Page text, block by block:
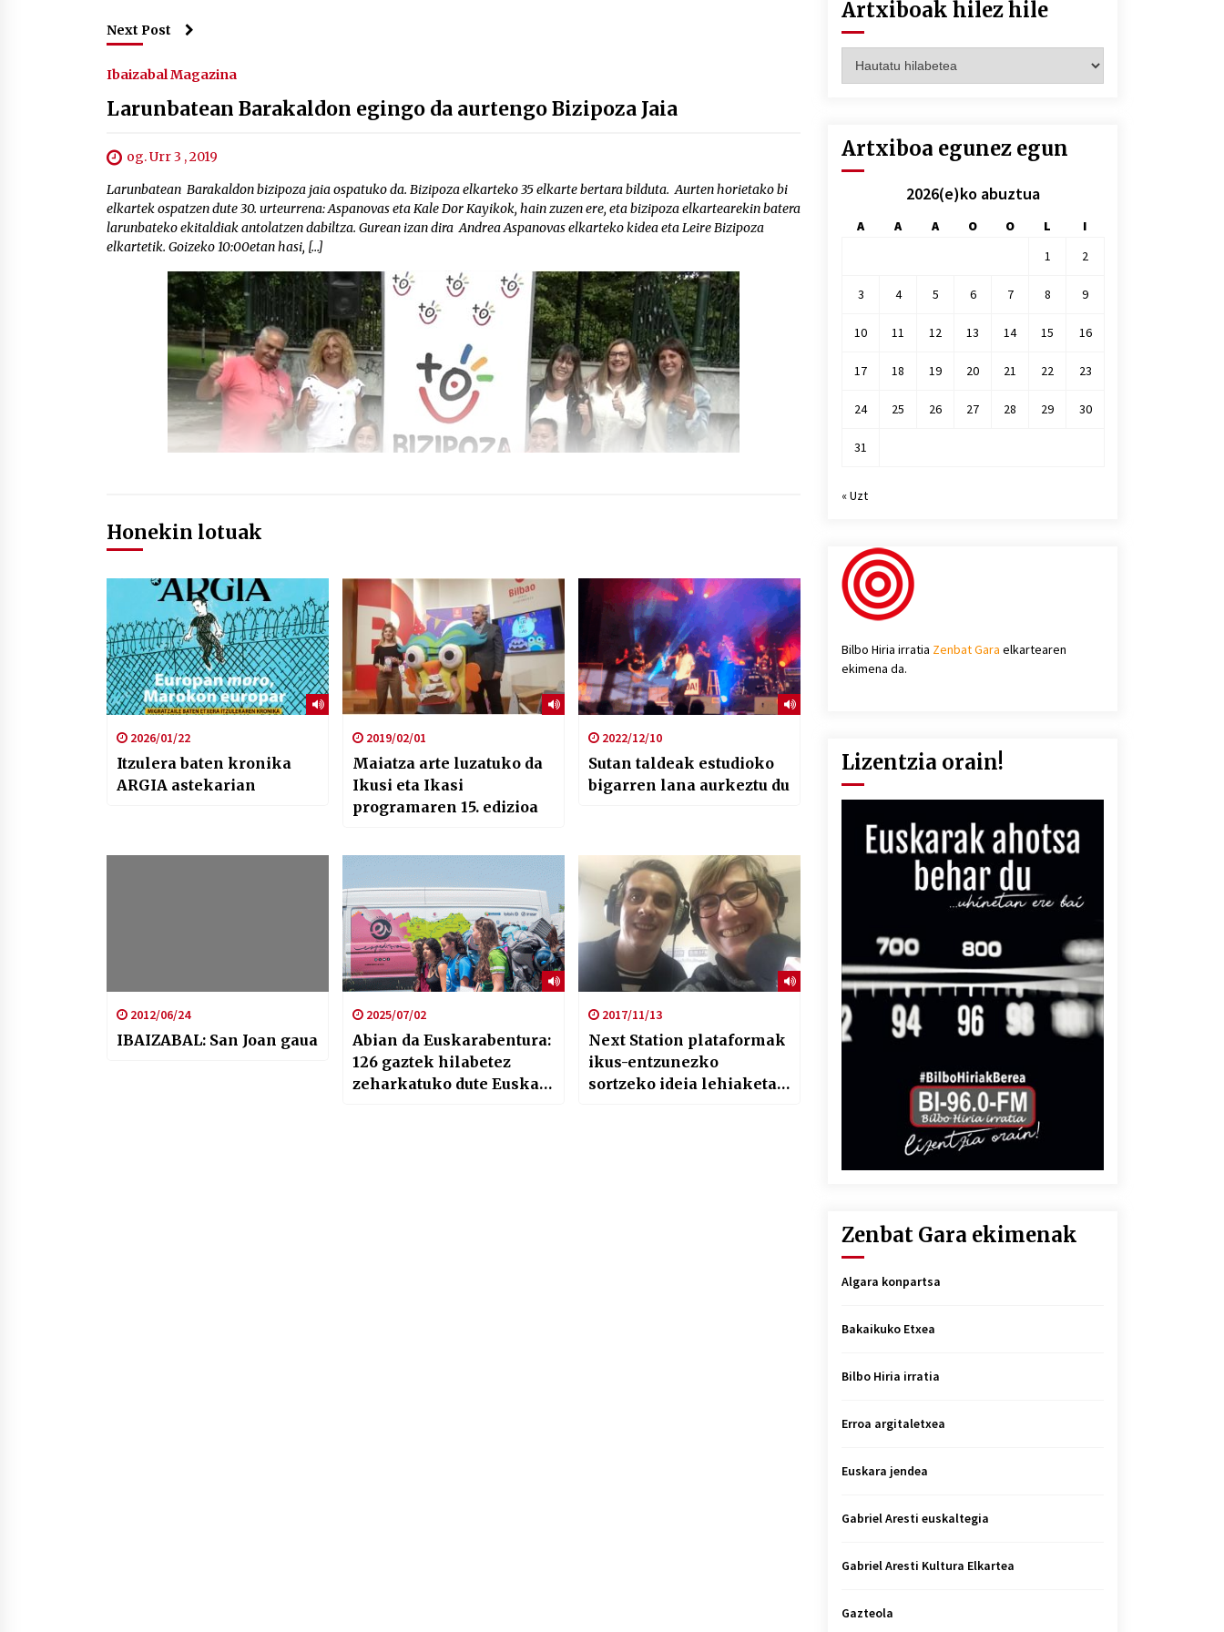
Next Post
Ibaizabal Magazina
Larunbatean Barakaldon egingo da aurtengo Bizipoza Jaia
og. Urr 3 , 2019
Larunbatean Barakaldon bizipoza jaia ospatuko da. Bizipoza elkarteko 35 elkarte bertara bilduta. Aurten horietako bi
elkartek ospatzen dute 30. urteurrena: Aspanovas eta Kale Dor Kayikok, hain zuzen ere, eta bizipoza elkartearekin batera
larunbateko ekitaldiak antolatzen dabiltza. Gurean izan dira Andrea Aspanovas elkarteko kidea eta Leire Bizipoza
elkartetik. Goizeko 10:00etan hasi, […]
Honekin lotuak
2026/01/22
Itzulera baten kronika
ARGIA astekarian
2019/02/01
Maiatza arte luzatuko da
Ikusi eta Ikasi
programaren 15. edizioa
2022/12/10
Sutan taldeak estudioko
bigarren lana aurkeztu du
2012/06/24
IBAIZABAL: San Joan gaua
2025/07/02
Abian da Euskarabentura:
126 gaztek hilabetez
zeharkatuko dute Euskal
2017/11/13
Next Station plataformak
ikus-entzunezko
sortzeko ideia lehiaketa
Artxiboak hilez hile
hilez
Artxiboa egunez egun
2026(e)ko abuztua
A A A O O L
I
1
2
3 4 5 6 7 8 9
10 11 12 13 14 15 16
17 18 19 20 21 22 23
24 25 26 27 28 29 30
31
« Uzt
Bilbo Hiria irratia Zenbat Gara elkartearen
ekimena da.
Lizentzia orain!
Zenbat Gara ekimenak
Algara konpartsa
Bakaikuko Etxea
Bilbo Hiria irratia
Erroa argitaletxea
Euskara jendea
Gabriel Aresti euskaltegia
Gabriel Aresti Kultura Elkartea
Gazteola